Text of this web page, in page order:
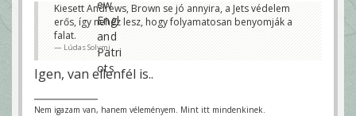
Kiesett Andrews, Brown se jó annyira, a Jets védelem
erős, így nehéz lesz, hogy folyamatosan benyomják a
falat.
Lúdas Solymi
Igen, van ellenfél is..
Nem igazam van, hanem véleményem. Mint itt mindenkinek.